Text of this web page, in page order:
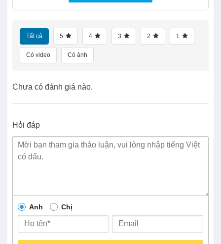
Tất cả 5 4 3 2 1
Có video Có ảnh
Chưa có đánh giá nào.
Hỏi đáp
Anh Chị